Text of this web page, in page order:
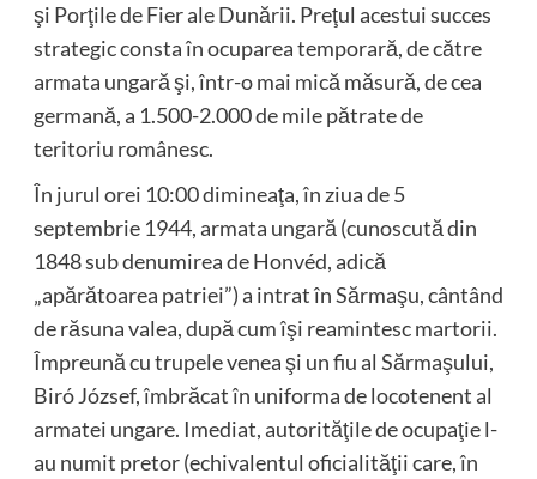
şi Porţile de Fier ale Dunării. Preţul acestui succes
strategic consta în ocuparea temporară, de către
armata ungară şi, într-o mai mică măsură, de cea
germană, a 1.500-2.000 de mile pătrate de
teritoriu românesc.
În jurul orei 10:00 dimineaţa, în ziua de 5
septembrie 1944, armata ungară (cunoscută din
1848 sub denumirea de Honvéd, adică
„apărătoarea patriei”) a intrat în Sărmaşu, cântând
de răsuna valea, după cum îşi reamintesc martorii.
Împreună cu trupele venea şi un fiu al Sărmaşului,
Biró József, îmbrăcat în uniforma de locotenent al
armatei ungare. Imediat, autorităţile de ocupaţie l-
au numit pretor (echivalentul oficialităţii care, în